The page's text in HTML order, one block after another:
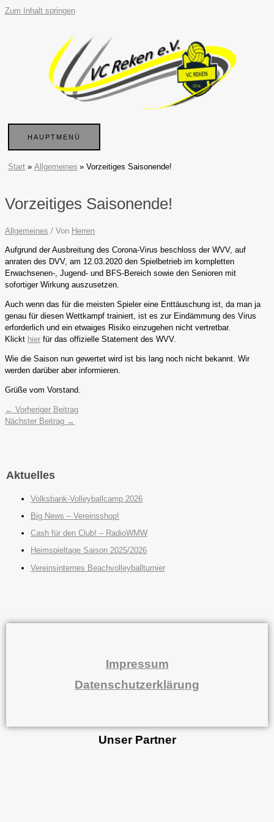
Zum Inhalt springen
HAUPTMENÜ
Start Allgemeines Vorzeitiges Saisonende!
Vorzeitiges Saisonende!
Allgemeines / Von Herren
Aufgrund der Ausbreitung des Corona-Virus beschloss der WVV, auf
anraten des DVV, am 12.03.2020 den Spielbetrieb im kompletten
Erwachsenen-, Jugend- und BFS-Bereich sowie den Senioren mit
sofortiger Wirkung auszusetzen.
Auch wenn das für die meisten Spieler eine Enttäuschung ist, da man ja
genau für diesen Wettkampf trainiert, ist es zur Eindämmung des Virus
erforderlich und ein etwaiges Risiko einzugehen nicht vertretbar.
Klickt hier für das offizielle Statement des WVV.
Wie die Saison nun gewertet wird ist bis lang noch nicht bekannt. Wir
werden darüber aber informieren.
Grüße vom Vorstand.
← Vorheriger Beitrag
Nächster Beitrag →
Aktuelles
Volksbank-Volleyballcamp 2026
Big News – Vereinsshop!
Cash für den Club! – RadioWMW
Heimspieltage Saison 2025/2026
Vereinsinternes Beachvolleyballturnier
Impressum
Datenschutzerklärung
Unser Partner